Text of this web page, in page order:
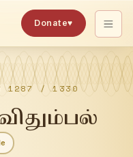
Donate♥
1287 /1330